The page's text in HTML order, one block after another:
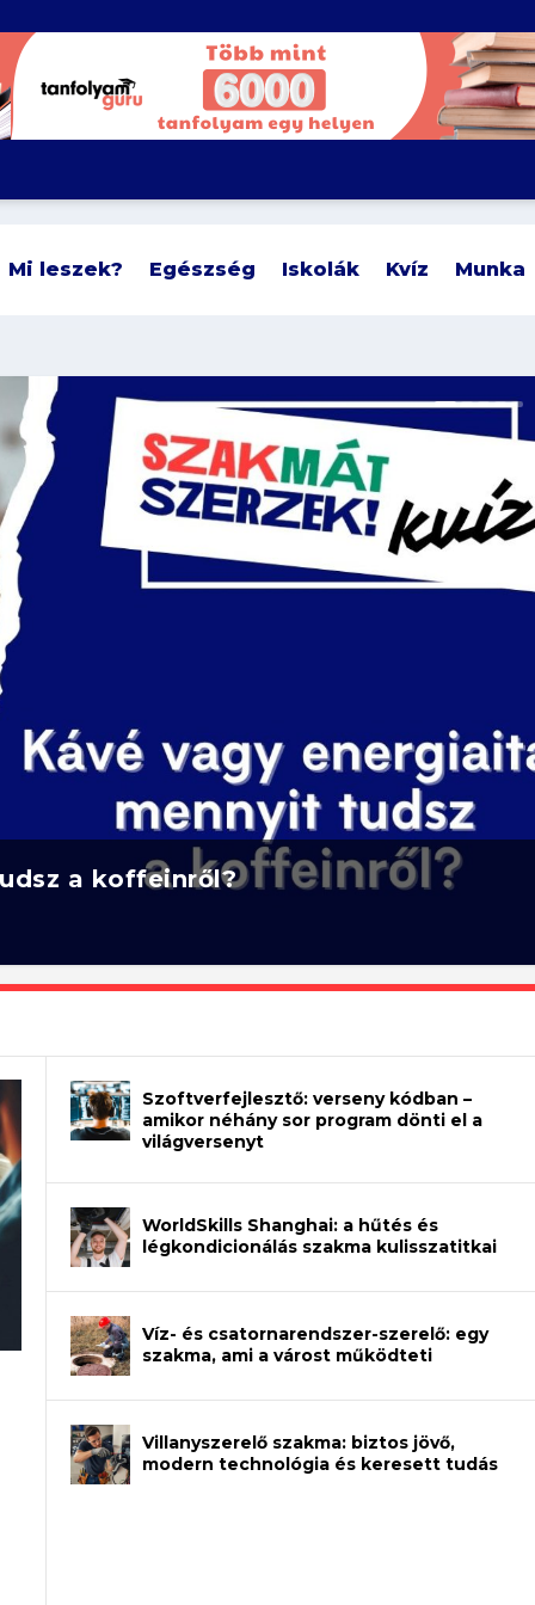
Mi leszek? Egészség Iskolák Kvíz Munka
a koffeinről?
Így növelheted az esélyedet az
a gépeket?
Tanulj szakmát!
– amikor néhány sor program dönti
Szoftverfejlesztő: verseny kódban –
amikor néhány sor program dönti el a
világversenyt
WorldSkills Shanghai: a hűtés és
légkondicionálás szakma kulisszatitkai
Víz- és csatornarendszer-szerelő: egy
szakma, ami a várost működteti
Villanyszerelő szakma: biztos jövő,
modern technológia és keresett tudás